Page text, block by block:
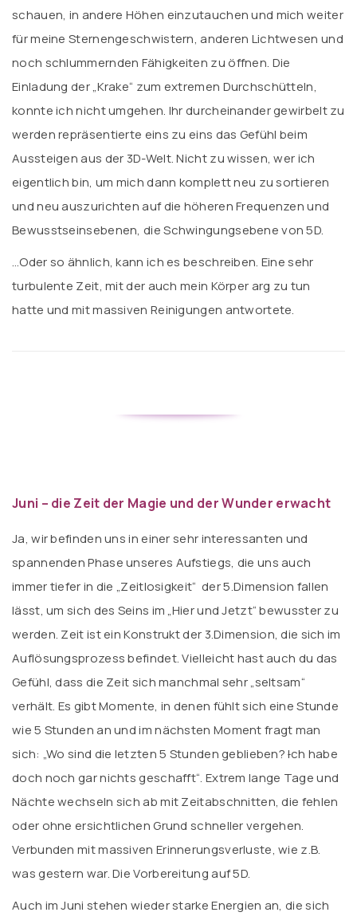
schauen, in andere Höhen einzutauchen und mich weiter
für meine Sternengeschwistern, anderen Lichtwesen und
noch schlummernden Fähigkeiten zu öffnen. Die
Einladung der „Krake“ zum extremen Durchschütteln,
konnte ich nicht umgehen. Ihr durcheinander gewirbelt zu
werden repräsentierte eins zu eins das Gefühl beim
Aussteigen aus der 3D-Welt. Nicht zu wissen, wer ich
eigentlich bin, um mich dann komplett neu zu sortieren
und neu auszurichten auf die höheren Frequenzen und
Bewusstseinsebenen, die Schwingungsebene von 5D.
…Oder so ähnlich, kann ich es beschreiben. Eine sehr
turbulente Zeit, mit der auch mein Körper arg zu tun
hatte und mit massiven Reinigungen antwortete.
Juni – die Zeit der Magie und der Wunder erwacht
Ja, wir befinden uns in einer sehr interessanten und
spannenden Phase unseres Aufstiegs, die uns auch
immer tiefer in die „Zeitlosigkeit“ der 5.Dimension fallen
lässt, um sich des Seins im „Hier und Jetzt“ bewusster zu
werden. Zeit ist ein Konstrukt der 3.Dimension, die sich im
Auflösungsprozess befindet. Vielleicht hast auch du das
Gefühl, dass die Zeit sich manchmal sehr „seltsam“
verhält. Es gibt Momente, in denen fühlt sich eine Stunde
wie 5 Stunden an und im nächsten Moment fragt man
sich: „Wo sind die letzten 5 Stunden geblieben?Ich habe
doch noch gar nichts geschafft“. Extrem lange Tage und
Nächte wechseln sich ab mit Zeitabschnitten, die fehlen
oder ohne ersichtlichen Grund schneller vergehen.
Verbunden mit massiven Erinnerungsverluste, wie z.B.
was gestern war. Die Vorbereitung auf 5D.
Auch im Juni stehen wieder starke Energien an, die sich